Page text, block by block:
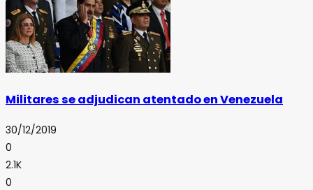
Militares se adjudican atentado en Venezuela
30/12/2019
0
2.1K
0